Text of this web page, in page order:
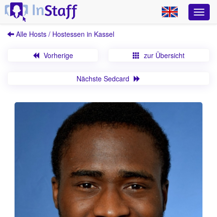
Alle Hosts / Hostessen in Kassel
Vorherige zur Übersicht
Nächste Sedcard